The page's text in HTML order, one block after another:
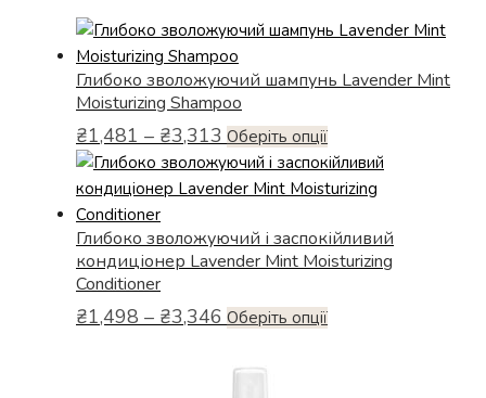
популярністю
Глибоко зволожуючий шампунь Lavender Mint
Moisturizing Shampoo
₴1,481 – ₴3,313 Діапазон
цін:
від
₴1,481
₴3,313
Оберіть опціїЦей
товар
має
варіантів.
Параметри
вибрати
Глибоко зволожуючий і заспокійливий
кондиціонер Lavender Mint Moisturizing
Conditioner
₴1,498 – ₴3,346 Діапазон
цін:
Оберіть опціїЦей